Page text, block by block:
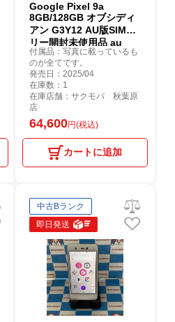
Google Pixel 9a
8GB/128GB オブシディ
アン G3Y12 AU版SIMフ
リー開封未使用品 au
付属品：写真に載っているも
のが全てです。
発売日：2025/04
在庫数：1
在庫店舗：サクモバ 秋葉原
店
64,600円(税込)
カートに追加
中古Bランク
即日発送